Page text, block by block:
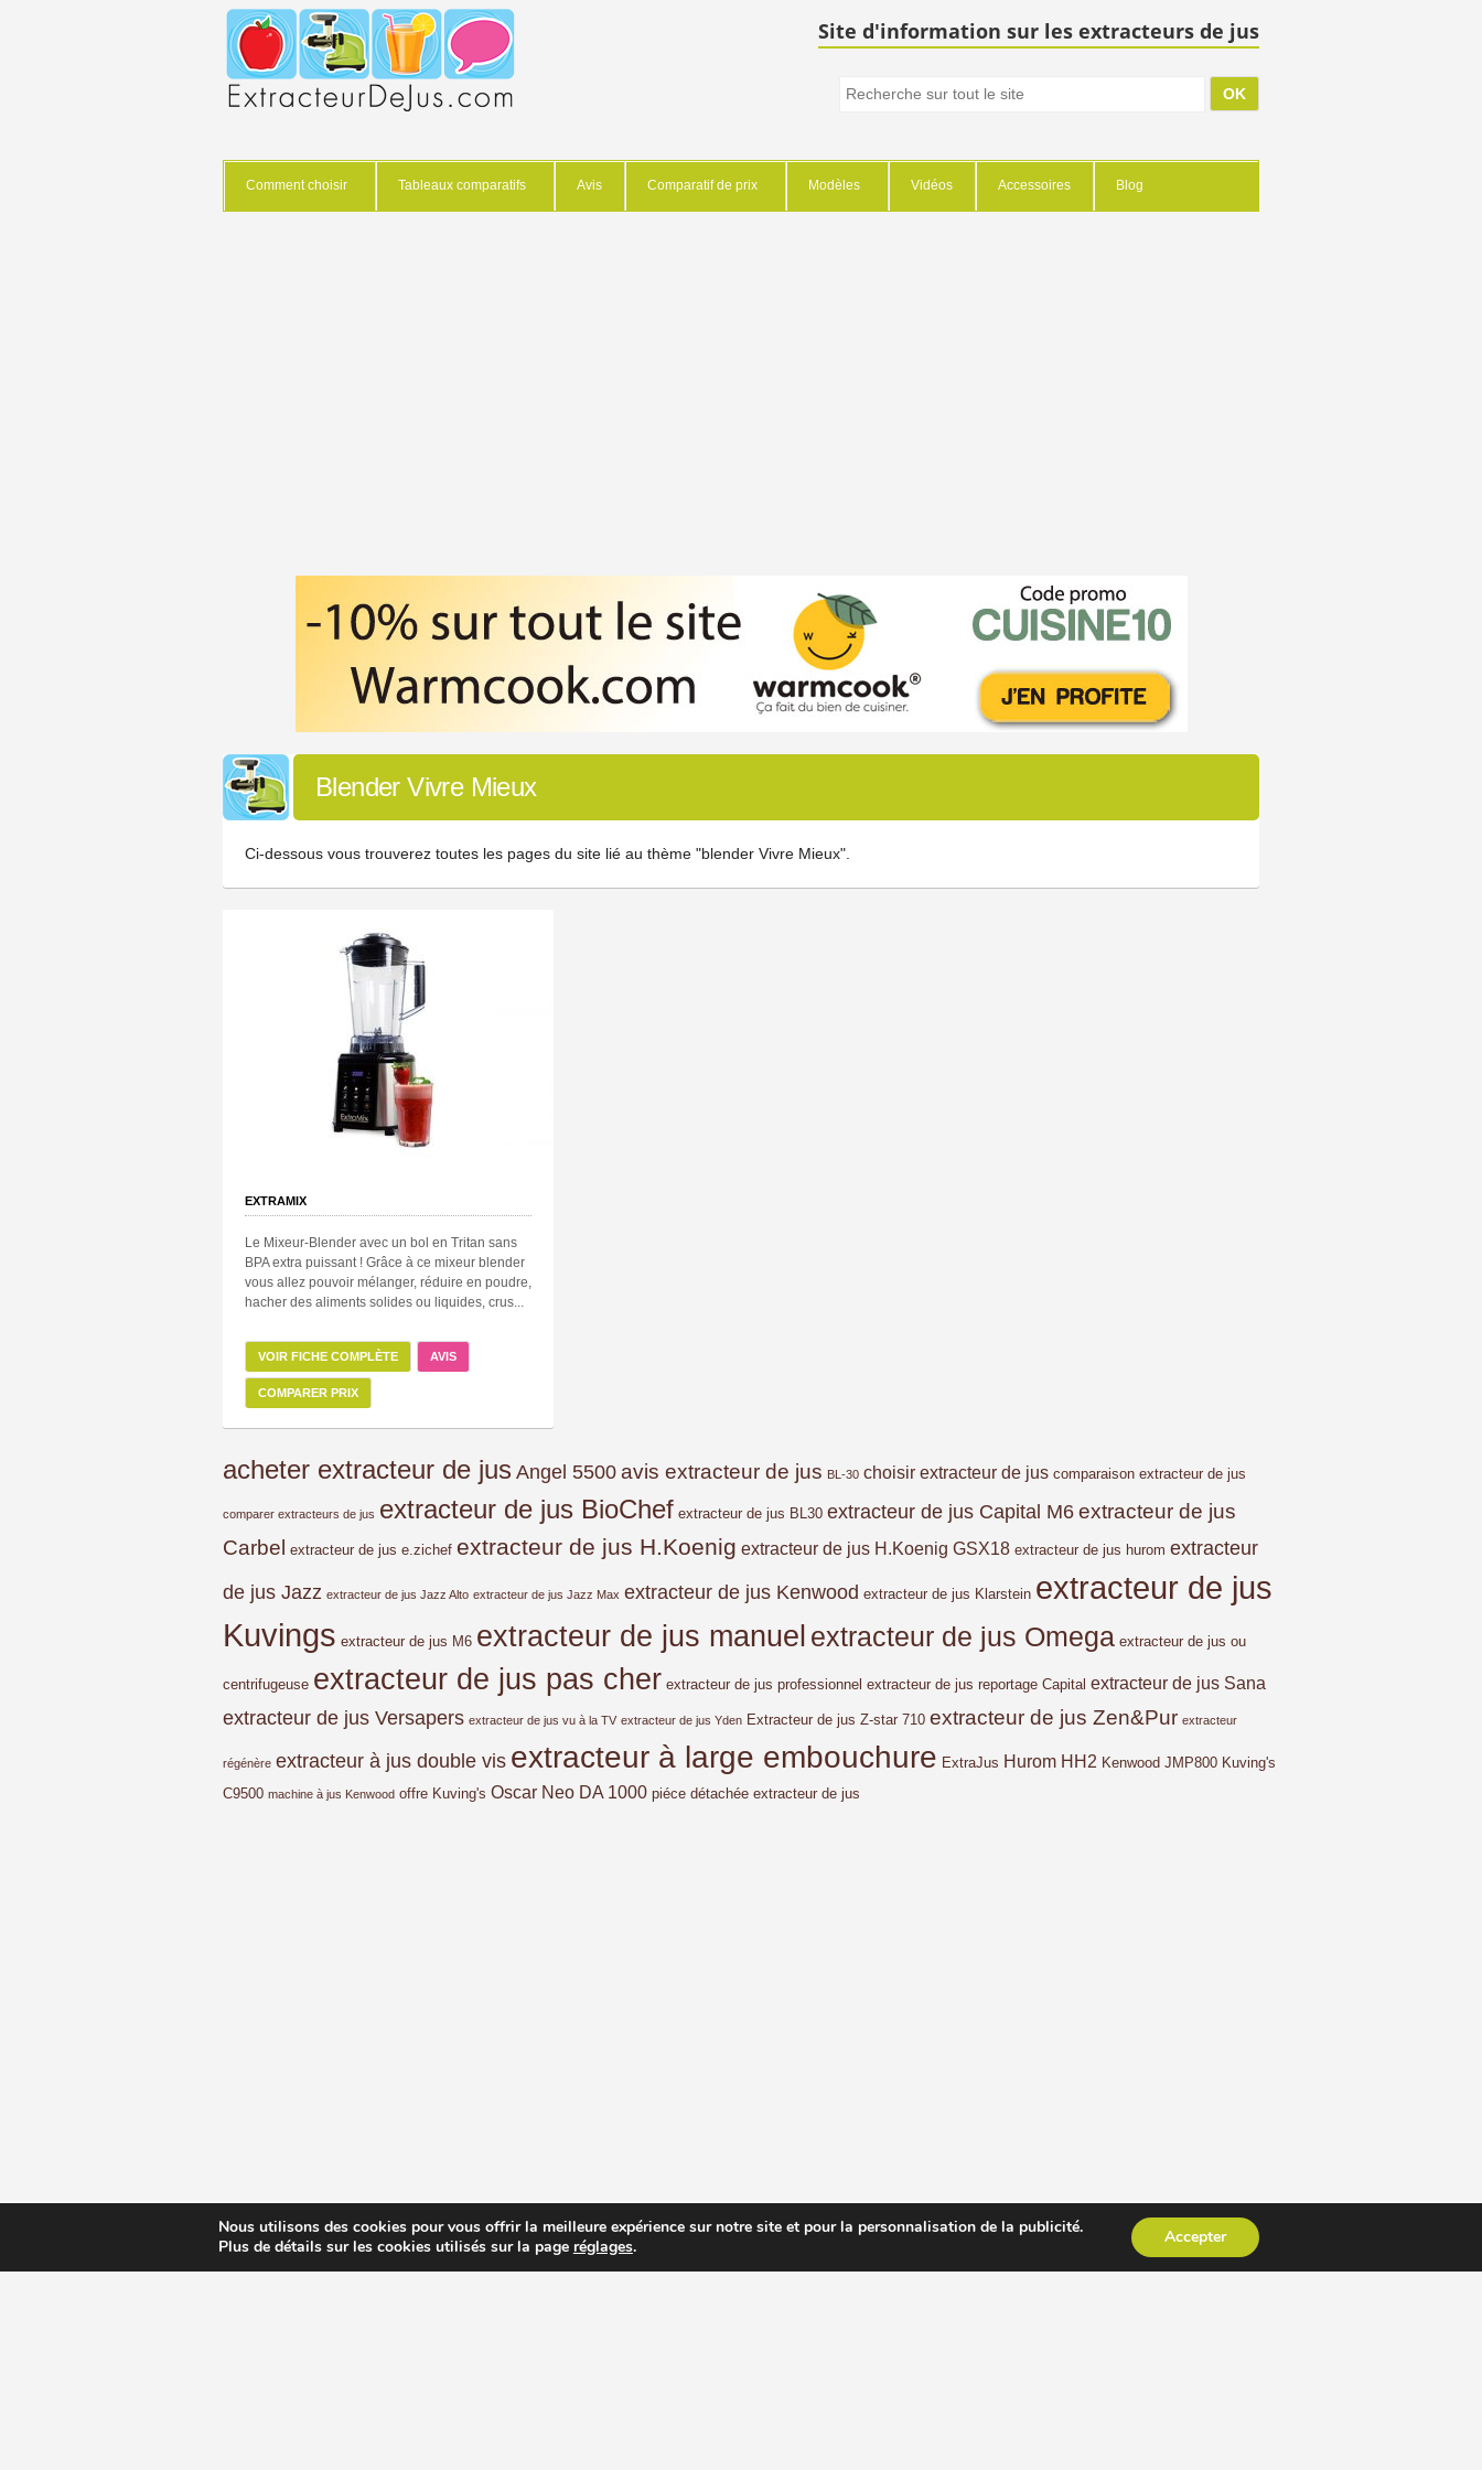
Site d'information sur les extracteurs de jus
Comment choisir Tableaux comparatifs Avis Comparatif de prix Modèles Vidéos Accessoires Blog
Blender Vivre Mieux
Ci-dessous vous trouverez toutes les pages du site lié au thème "blender Vivre Mieux".
EXTRAMIX
Le Mixeur-Blender avec un bol en Tritan sans
BPA extra puissant ! Grâce à ce mixeur blender
vous allez pouvoir mélanger, réduire en poudre,
hacher des aliments solides ou liquides, crus...
VOIR FICHE COMPLÈTE AVIS
COMPARER PRIX
acheter extracteur de jus Angel 5500 avis extracteur de jus BL-30 choisir extracteur de jus comparaison extracteur de jus
comparer extracteurs de jus extracteur de jus BioChef extracteur de jus BL30 extracteur de jus Capital M6 extracteur de jus
Carbel extracteur de jus e.zichef extracteur de jus H.Koenig extracteur de jus H.Koenig GSX18 extracteur de jus hurom extracteur
de jus Jazz extracteur de jus Jazz Alto extracteur de jus Jazz Max extracteur de jus Kenwood extracteur de jus Klarstein extracteur de jus
Kuvings extracteur de jus M6 extracteur de jus manuel extracteur de jus Omega extracteur de jus ou
centrifugeuse extracteur de jus pas cher extracteur de jus professionnel extracteur de jus reportage Capital extracteur de jus Sana
extracteur de jus Versapers extracteur de jus vu à la TV extracteur de jus Yden Extracteur de jus Z-star 710 extracteur de jus Zen&Pur extracteur
régénère extracteur à jus double vis extracteur à large embouchure ExtraJus Hurom HH2 Kenwood JMP800 Kuving's
C9500 machine à jus Kenwood offre Kuving's Oscar Neo DA 1000 piéce détachée extracteur de jus
Nous utilisons des cookies pour vous offrir la meilleure expérience sur notre site et pour la personnalisation de la publicité.
Plus de détails sur les cookies utilisés sur la page réglages. Accepter